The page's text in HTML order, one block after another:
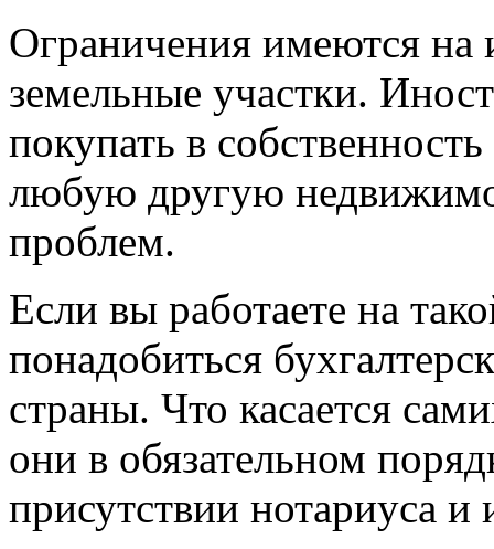
Ограничения имеются на
земельные участки.
покупать в
любую другую
проблем.
Если вы работаете на
понадобиться
страны. Что касается
они в обязательном
присутствии нотариуса и